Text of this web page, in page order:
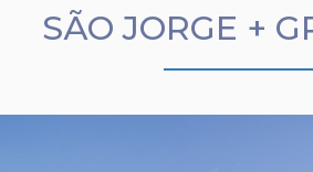
SÃO JORGE +